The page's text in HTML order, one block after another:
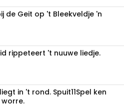
de Geit op 't Bleekveldje 'n
rippeteert 't nuuwe liedje.
in 't rond. Spuit11Spel ken